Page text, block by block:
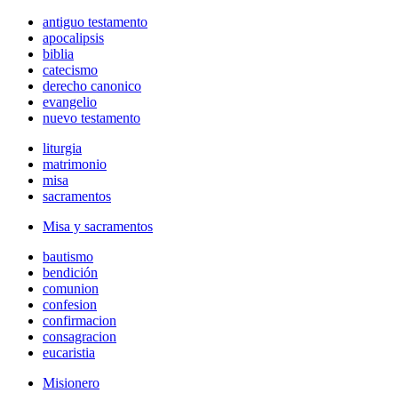
antiguo testamento
apocalipsis
biblia
catecismo
derecho canonico
evangelio
nuevo testamento
liturgia
matrimonio
misa
sacramentos
Misa y sacramentos
bautismo
bendición
comunion
confesion
confirmacion
consagracion
eucaristia
Misionero